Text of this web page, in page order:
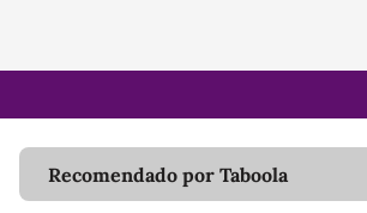
Recomendado por Taboola